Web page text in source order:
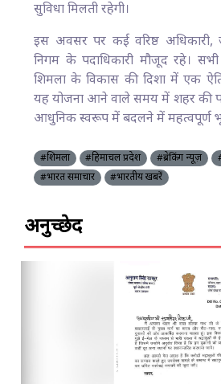
सुविधा मिलती रहेगी।
इस अवसर पर कई वरिष्ठ अधिकारी,
निगम के पदाधिकारी मौजूद रहे।
शिमला के विकास की दिशा में एक
यह योजना आने वाले समय में शहर की
आधुनिक स्वरूप में बदलने में महत्वपूर्ण
#शिमला #हिमाचल प्रदेश #ब्रेकिंग न्यूज़
#भारत समाचार
#भारतीय खबरें
अनुच्छेद